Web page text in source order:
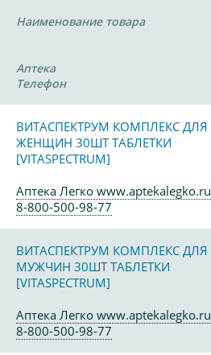
Наименование товара
Аптека
Телефон
ВИТАСПЕКТРУМ КОМПЛЕКС ДЛЯ
ЖЕНЩИН 30ШТ ТАБЛЕТКИ
[VITASPECTRUM]
Аптека Легко www.aptekalegko.ru
8-800-500-98-77
ВИТАСПЕКТРУМ КОМПЛЕКС ДЛЯ
МУЖЧИН 30ШТ ТАБЛЕТКИ
[VITASPECTRUM]
Аптека Легко www.aptekalegko.ru
8-800-500-98-77